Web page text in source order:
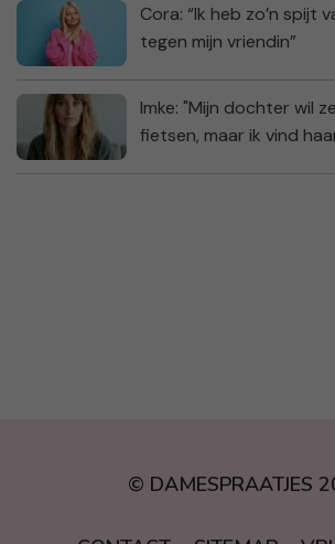
Cora: “Ik heb zo’n spijt
tegen mijn vriendin”
Imke: "Mijn dochter wil
fietsen, maar ik vind
© DAMESPRAATJES